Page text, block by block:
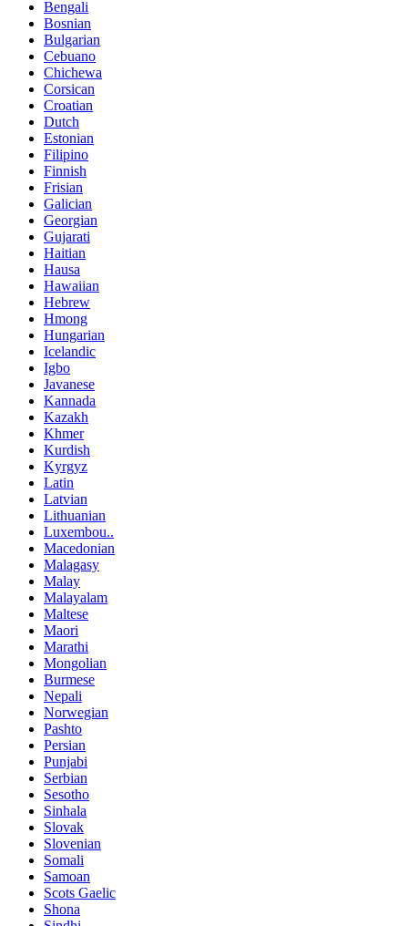
Bengali
Bosnian
Bulgarian
Cebuano
Chichewa
Corsican
Croatian
Dutch
Estonian
Filipino
Finnish
Frisian
Galician
Georgian
Gujarati
Haitian
Hausa
Hawaiian
Hebrew
Hmong
Hungarian
Icelandic
Igbo
Javanese
Kannada
Kazakh
Khmer
Kurdish
Kyrgyz
Latin
Latvian
Lithuanian
Luxembou..
Macedonian
Malagasy
Malay
Malayalam
Maltese
Maori
Marathi
Mongolian
Burmese
Nepali
Norwegian
Pashto
Persian
Punjabi
Serbian
Sesotho
Sinhala
Slovak
Slovenian
Somali
Samoan
Scots Gaelic
Shona